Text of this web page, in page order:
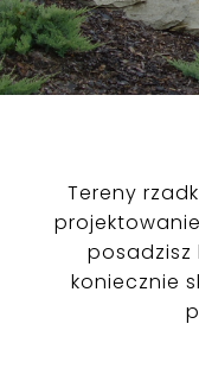
Tereny
posadzisz
koniecznie